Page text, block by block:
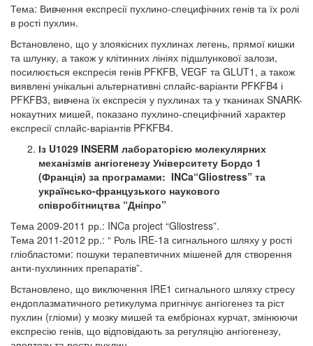
Тема: Вивчення експресії пухлино-специфічних генів та їх ролі
в рості пухлин.
Встановлено, що у злоякісних пухлинах легень, прямої кишки
та шлунку, а також у клітинних лініях підшлункової залози,
посилюється експресія генів PFKFB, VEGF та GLUT1, а також
виявлені унікальні альтернативні сплайс-варіанти PFKFB4 і
PFKFB3, вивчена їх експресія у пухлинах та у тканинах SNARK-
нокаутних мишей, показано пухлино-специфічний характер
експресії сплайс-варіантів PFKFB4.
Із U1029 INSERM лабораторією молекулярних
механізмів ангіогенезу Університету Бордо 1
(Франція) за програмами: INCa“Gliostress” та
українсько-французького наукового
співробітництва “Дніпро”
Тема 2009-2011 рр.: INCa project “Gliostress”.
Тема 2011-2012 рр.: “ Роль IRE-1a сигнального шляху у рості
гліобластоми: пошуки терапевтичних мішеней для створення
анти-пухлинних препаратів”.
Встановлено, що виключення IRE1 сигнального шляху стресу
ендоплазматичного ретикулума пригнічує ангіогенез та ріст
пухлин (гліоми) у мозку мишей та ембріонах курчат, змінюючи
експресію генів, що відповідають за регуляцію ангіогенезу,